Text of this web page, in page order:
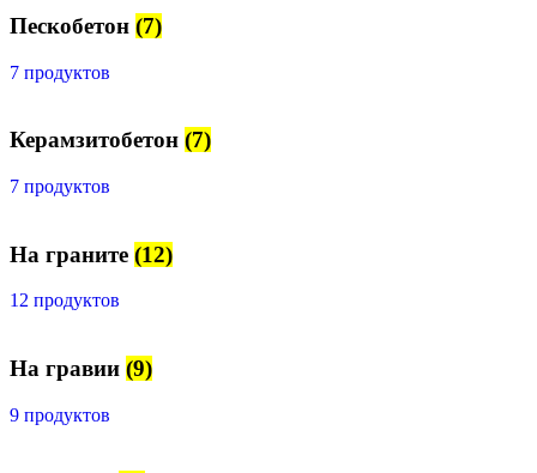
Пескобетон (7)
7 продуктов
Керамзитобетон (7)
7 продуктов
На граните (12)
12 продуктов
На гравии (9)
9 продуктов